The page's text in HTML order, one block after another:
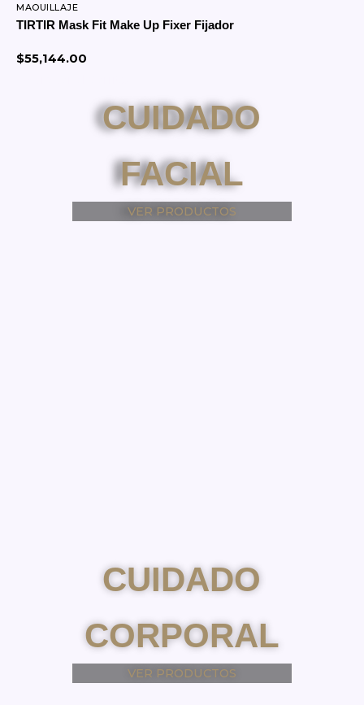
MAQUILLAJE
TIRTIR Mask Fit Make Up Fixer Fijador
$55,144.00
CUIDADO
FACIAL
VER PRODUCTOS
CUIDADO
CORPORAL
VER PRODUCTOS